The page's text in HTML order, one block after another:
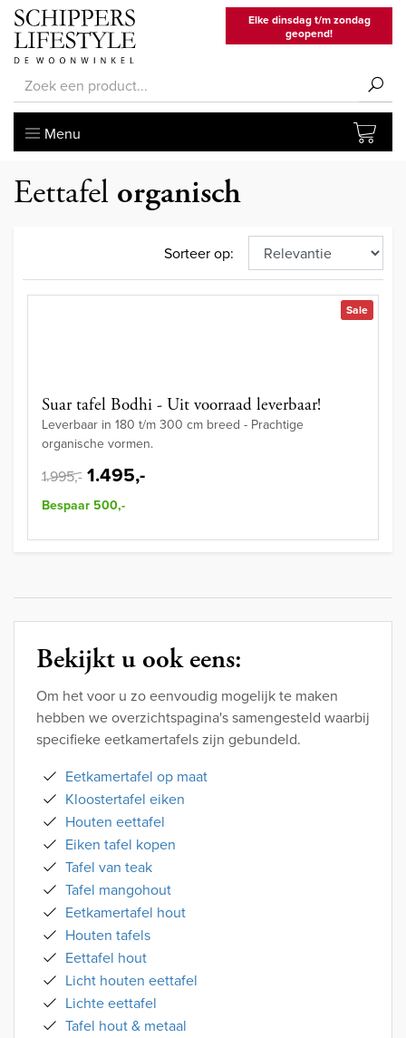
Elke dinsdag t/m zondag
geopend!
Menu
Eettafel organisch
Sorteer op:
Sale
Suar tafel Bodhi - Uit voorraad leverbaar!
Leverbaar in 180 t/m 300 cm breed - Prachtige
organische vormen.
1.995,- 1.495,-
Bespaar 500,-
Bekijkt u ook eens:
Om het voor u zo eenvoudig mogelijk te maken
hebben we overzichtspagina's samengesteld waarbij
specifieke eetkamertafels zijn gebundeld.
Eetkamertafel op maat
Kloostertafel eiken
Houten eettafel
Eiken tafel kopen
Tafel van teak
Tafel mangohout
Eetkamertafel hout
Houten tafels
Eettafel hout
Licht houten eettafel
Lichte eettafel
Tafel hout & metaal